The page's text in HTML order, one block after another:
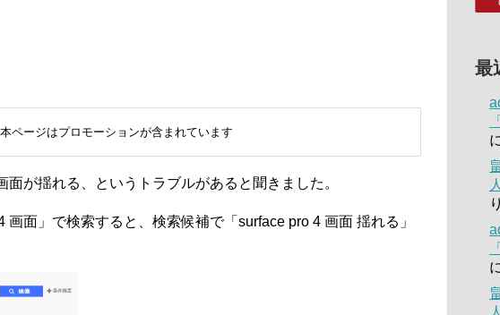
本ページはプロモーションが含まれています
が揺れる、というトラブルがあると聞きました。
面」で検索すると、検索候補で「surface pro 4 画面 揺れる」
最
り